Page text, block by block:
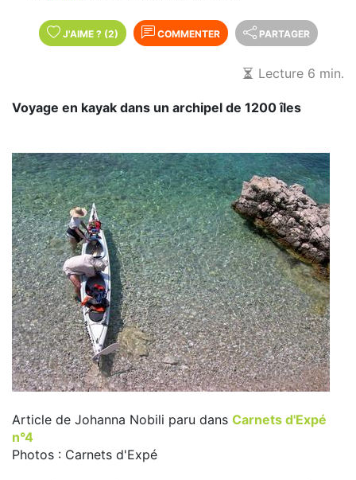
J'AIME ? (2) COMMENTER PARTAGER
Lecture 6 min.
Voyage en kayak dans un archipel de 1200 îles
Article de Johanna Nobili paru dans Carnets d'Expé
n°4
Photos : Carnets d'Expé